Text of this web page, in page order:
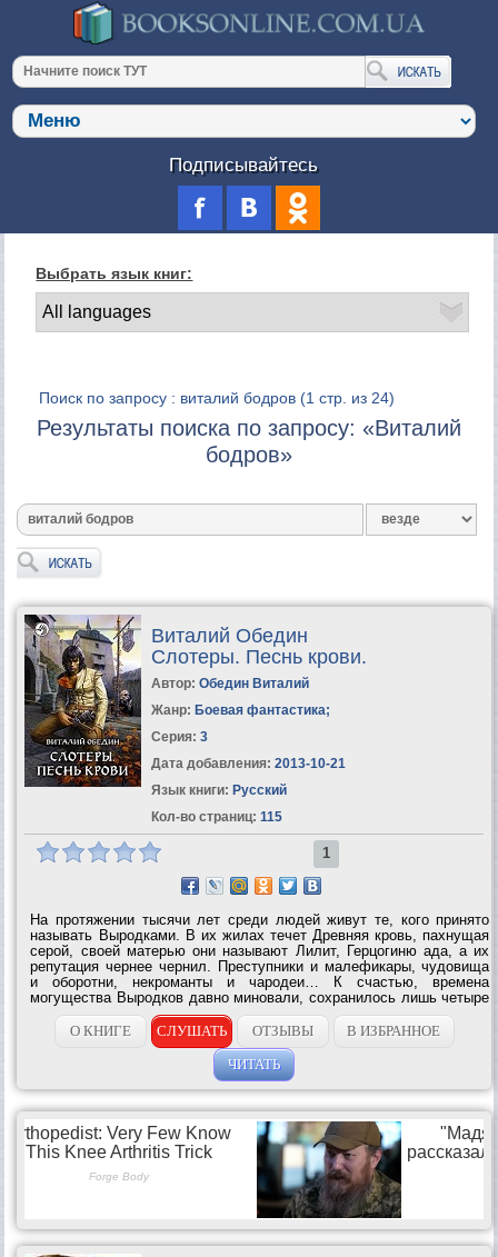
Подписывайтесь
Выбрать язык книг:
Поиск по запросу : виталий бодров (1 стр. из 24)
Результаты поиска по запросу: «Виталий
бодров»
Виталий Обедин
Слотеры. Песнь крови.
Автор: Обедин Виталий
Жанр: Боевая фантастика;
Серия: 3
Дата добавления: 2013-10-21
Язык книги: Русский
Кол-во страниц: 115
1
На протяжении тысячи лет среди людей живут те, кого принято
называть Выродками. В их жилах течет Древняя кровь, пахнущая
серой, своей матерью они называют Лилит, Герцогиню ада, а их
репутация чернее чернил. Преступники и малефикары, чудовища
и оборотни, некроманты и чародеи… К счастью, времена
могущества Выродков давно миновали, сохранилось лишь четыре
клана Древней крови, осевшие в городе Ур, Блистательном и
Проклятом, и пытающиеся...
О КНИГЕ СЛУШАТЬ ОТЗЫВЫ
В ИЗБРАННОЕ
ЧИТАТЬ